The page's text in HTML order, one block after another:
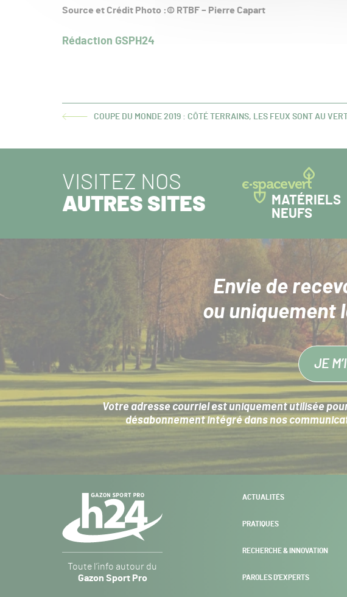
Source et Crédit Photo :© RTBF – Pierre Capart
Rédaction GSPH24
ARTICLECOUPE DU MONDE 2019 : CÔTÉ TERRAINS, LES FEUX SONT AU
VISITEZ NOS
AUTRES SITES
MATÉRIELS
NEUFS
Envie de
ou uniquement
JE
Votre adresse courriel est uniquement utilisée
désabonnement intégré dans nos
Sport
Pro
Toute l’info autour du
Gazon Sport Pro
ACTUALITÉS
PRATIQUES
RECHERCHE & INNOVATION
PAROLES D’EXPERTS